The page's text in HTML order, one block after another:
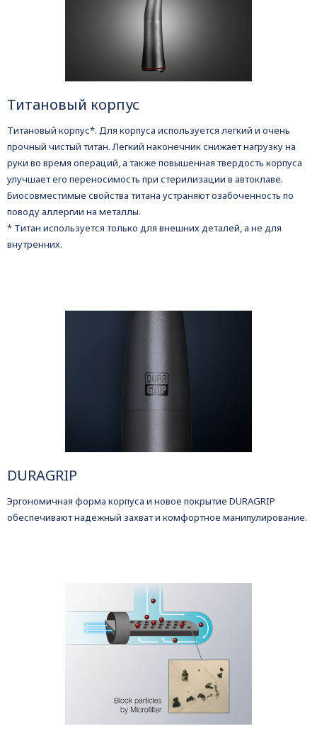
Титановый корпус
Титановый корпус*. Для корпуса используется легкий и очень
прочный чистый титан. Легкий наконечник снижает нагрузку на
руки во время операций, а также повышенная твердость корпуса
улучшает его переносимость при стерилизации в автоклаве.
Биосовместимые свойства титана устраняют озабоченность по
поводу аллергии на металлы.
* Титан используется только для внешних деталей, а не для
внутренних.
DURAGRIP
Эргономичная форма корпуса и новое покрытие DURAGRIP
обеспечивают надежный захват и комфортное манипулирование.